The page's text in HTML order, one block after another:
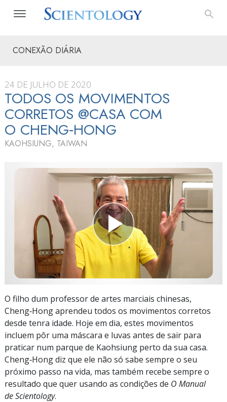
CONEXÃO DIÁRIA
24 DE JULHO DE 2020
TODOS OS MOVIMENTOS
CORRETOS @CASA COM
O CHENG‑HONG
KAOHSIUNG, TAIWAN
O filho dum professor de artes marciais chinesas,
Cheng‑Hong aprendeu todos os movimentos corretos
desde tenra idade. Hoje em dia, estes movimentos
incluem pôr uma máscara e luvas antes de sair para
praticar num parque de Kaohsiung perto da sua casa.
Cheng‑Hong diz que ele não só sabe sempre o seu
próximo passo na vida, mas também recebe sempre o
resultado que quer usando as condições de O Manual
de Scientology.